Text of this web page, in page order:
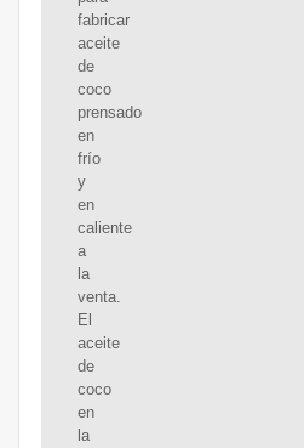
fabricar
aceite
de
coco
prensado
en
frío
y
en
caliente
a
la
venta.
El
aceite
de
coco
en
la